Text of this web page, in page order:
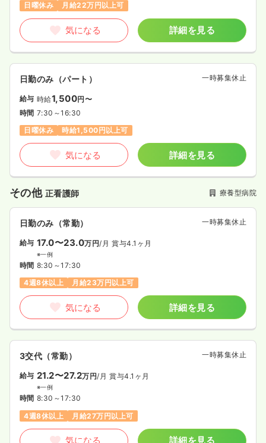
日曜休み
月給22万円以上可
気になる 詳細を見る
日勤のみ（パート） 一時募集休止
給与 時給1,500円〜
時間 7:30～16:30
日曜休み
時給1,500円以上可
気になる 詳細を見る
その他 正看護師 療養型病院
日勤のみ（常勤） 一時募集休止
給与 17.0〜23.0万円/月 賞与4.1ヶ月
※一例
時間 8:30～17:30
4週8休以上
月給23万円以上可
気になる 詳細を見る
3交代（常勤） 一時募集休止
給与 21.2〜27.2万円/月 賞与4.1ヶ月
※一例
時間 8:30～17:30
4週8休以上
月給27万円以上可
気になる 詳細を見る